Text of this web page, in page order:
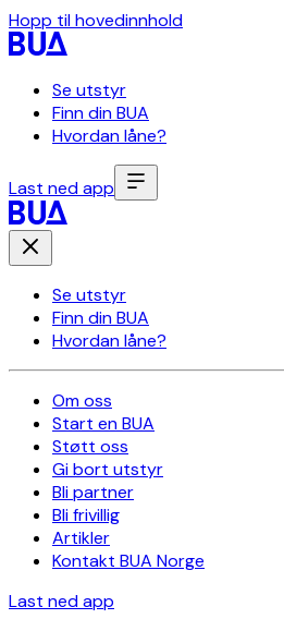
Hopp til hovedinnhold
Se utstyr
Finn din BUA
Hvordan låne?
Last ned app
Se utstyr
Finn din BUA
Hvordan låne?
Om oss
Start en BUA
Støtt oss
Gi bort utstyr
Bli partner
Bli frivillig
Artikler
Kontakt BUA Norge
Last ned app